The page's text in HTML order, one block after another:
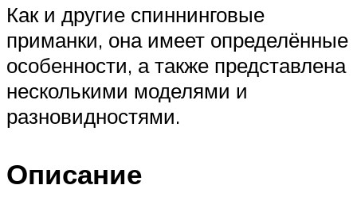
Как и другие спиннинговые
приманки, она имеет определённые
особенности, а также представлена
несколькими моделями и
разновидностями.
Описание